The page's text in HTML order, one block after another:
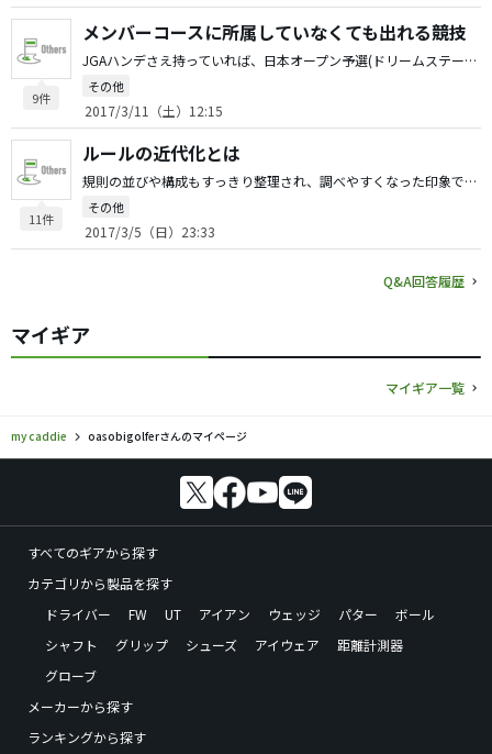
9件
メンバーコースに所属していなくても出れる競技
JGAハンデさえ持っていれば、日本オープン予選(ドリームステージ)に出られますよ。 エントリーフィが高いですが、普段プレーできない名門コースで開催されるのでオススメです。
その他
2017/3/11（土）12:15
11件
ルールの近代化とは
規則の並びや構成もすっきり整理され、調べやすくなった印象です。 救済を受ける時は球を交換できるよう統一されたり、ドロップエリアと球が止まるエリアが同一になったりと、シンプルで直感的に理解しやすくなってます。統一感もあると思います。 「分かっているかほぼ確実」だとか「重大な違反」が新たに加えられるなど定義は62から77に増えて充実しています。 プレーファーストが意識されている改正が多いですね。 全体的にはいい方向の改正だとは思いますが、ひとつ気に入らないのは「委員会が決めた最大スコアに達したらそのホールのスコアはそこで打ちきり」にできるルールの導入です。 これは現規則1-1に書いてある「ゴルフとは如何なるゲームか？」という大原則を否定するルールで、これには反対です。(実際規則1-1は書き換えられています。) あと同伴競技者に告げずに、確認のために球をピックアップできる規定は、やたら球をピックアップするゴルファーを増やしそうなので反対です。
その他
2017/3/5（日）23:33
Q&A回答履歴
マイギア
マイギア一覧
my caddie oasobigolferさんのマイページ
すべてのギアから探す
カテゴリから製品を探す
ドライバー
FW UT アイアン ウェッジ パター
ボール
シャフト
グリップ シューズ アイウェア
距離計測器
グローブ
メーカーから探す
ランキングから探す